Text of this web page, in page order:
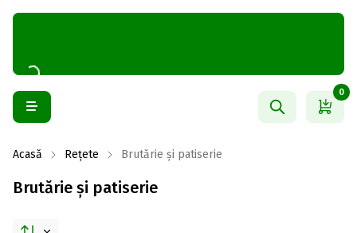
0
Acasă Rețete Brutărie și patiserie
Brutărie și patiserie